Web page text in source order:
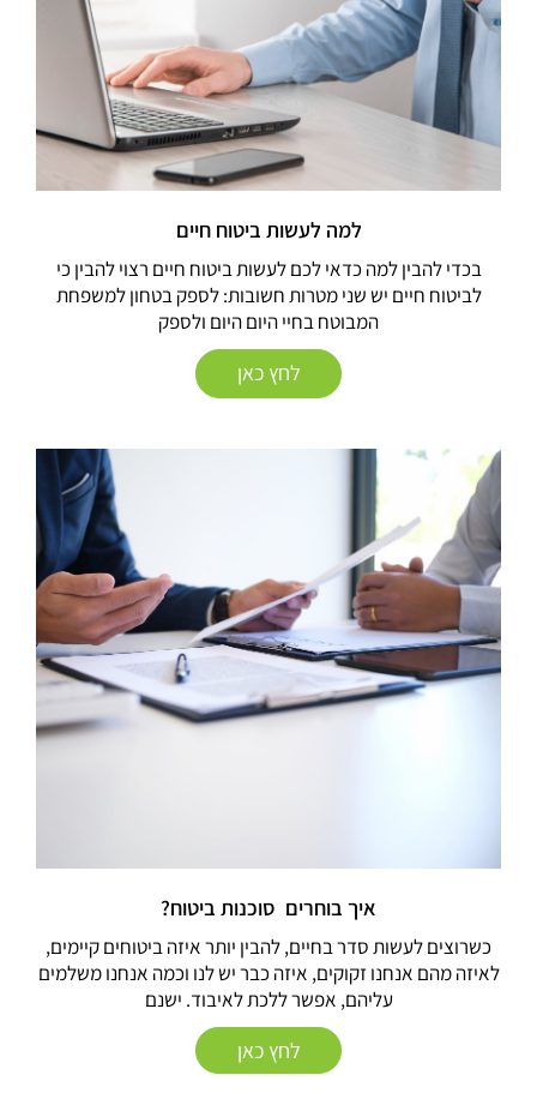
למה לעשות ביטוח חיים
בכדי להבין למה כדאי לכם לעשות ביטוח חיים רצוי להבין כי
לביטוח חיים יש שני מטרות חשובות: לספק בטחון למשפחת
המבוטח בחיי היום היום ולספק
לחץ כאן
איך בוחרים סוכנות ביטוח?
כשרוצים לעשות סדר בחיים, להבין יותר איזה ביטוחים קיימים,
לאיזה מהם אנחנו זקוקים, איזה כבר יש לנו וכמה אנחנו משלמים
עליהם, אפשר ללכת לאיבוד. ישנם
לחץ כאן